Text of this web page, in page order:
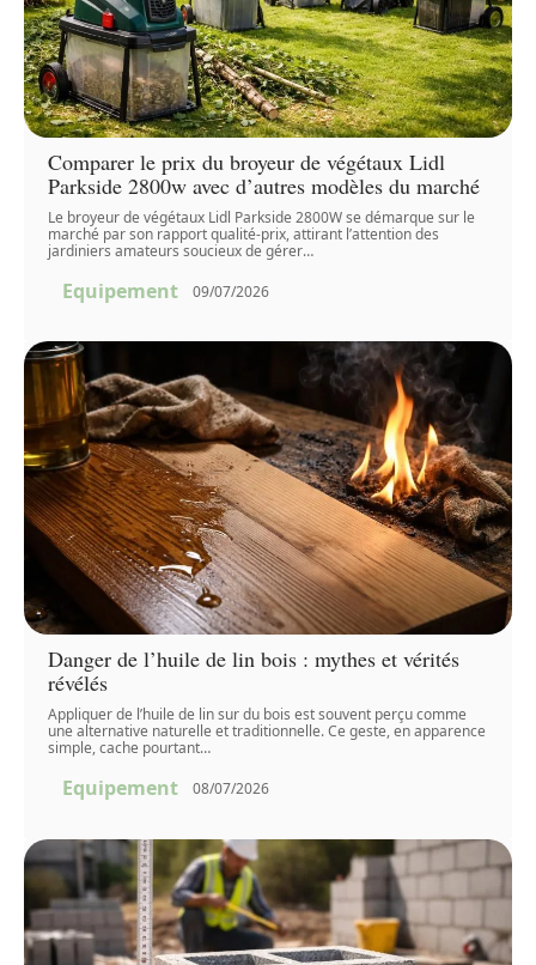
Comparer le prix du broyeur de végétaux Lidl
Parkside 2800w avec d’autres modèles du marché
Le broyeur de végétaux Lidl Parkside 2800W se démarque sur le
marché par son rapport qualité-prix, attirant l’attention des
jardiniers amateurs soucieux de gérer…
Equipement 09/07/2026
Danger de l’huile de lin bois : mythes et vérités
révélés
Appliquer de l’huile de lin sur du bois est souvent perçu comme
une alternative naturelle et traditionnelle. Ce geste, en apparence
simple, cache pourtant…
Equipement 08/07/2026